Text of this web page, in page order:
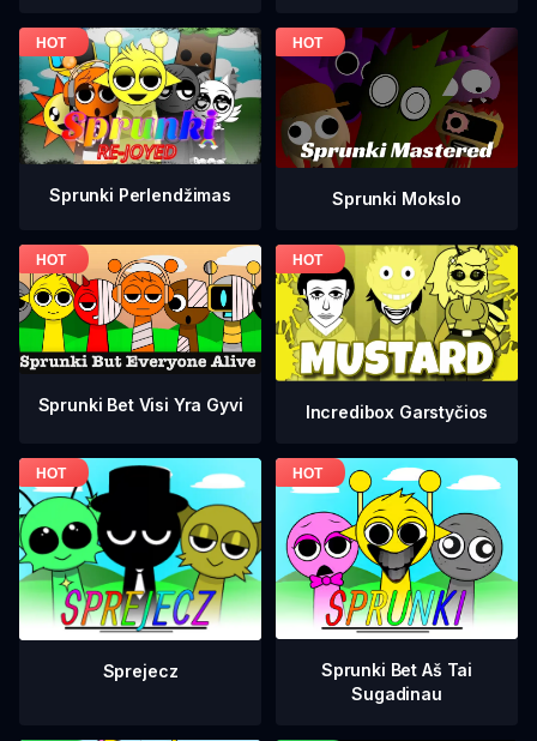
Sprunki Perlendžimas Sprunki Mokslo
Sprunki Bet Visi Yra Gyvi Incredibox Garstyčios
Sprejecz
Sprunki Bet Aš Tai
Sugadinau